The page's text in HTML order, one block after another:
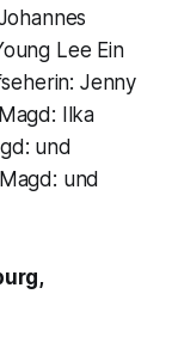
Lee Ein
Jenny
Ilka
und
und